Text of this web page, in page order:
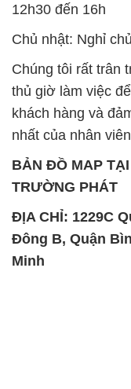
12h30 đến 16h
Chủ nhật: Nghỉ
Chúng tôi rất trân
thủ giờ làm việc
khách hàng và
nhất của nhân
BẢN ĐỒ MAP
TRƯỜNG PHÁT
ĐỊA CHỈ: 1229C
Đông B, Quận
Minh